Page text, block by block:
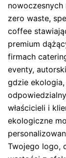
zero waste,
coffee
premium
firmach
eventy,
gdzie
właścicieli i
ekologiczne
Twojego logo,